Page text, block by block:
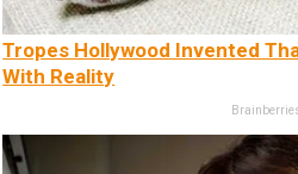
Tropes Hollywood Invented
With Reality